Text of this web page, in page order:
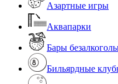
Азартные игры
Аквапарки
Бары
Бильярдные